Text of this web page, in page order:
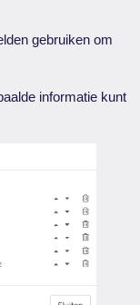
gebruiken om
informatie kunt